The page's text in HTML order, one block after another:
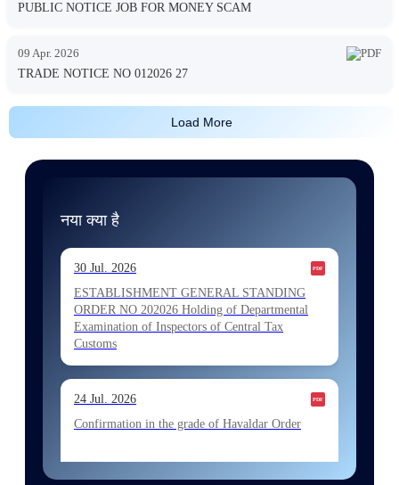
PUBLIC NOTICE JOB FOR MONEY SCAM
09 Apr. 2026
TRADE NOTICE NO 012026 27
Load More
नया क्या है
30 Jul. 2026
ESTABLISHMENT GENERAL STANDING
ORDER NO 202026 Holding of Departmental
Examination of Inspectors of Central Tax
Customs
24 Jul. 2026
Confirmation in the grade of Havaldar Order